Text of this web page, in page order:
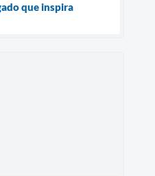
que inspira